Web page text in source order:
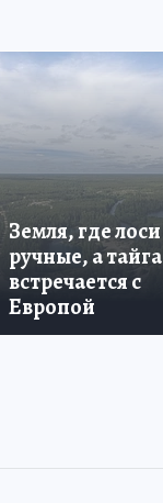
Земля, где лоси
ручные, а тайга
встречается с
Европой